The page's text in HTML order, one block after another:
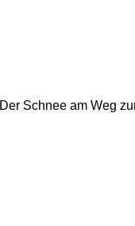
Der Schnee am Weg